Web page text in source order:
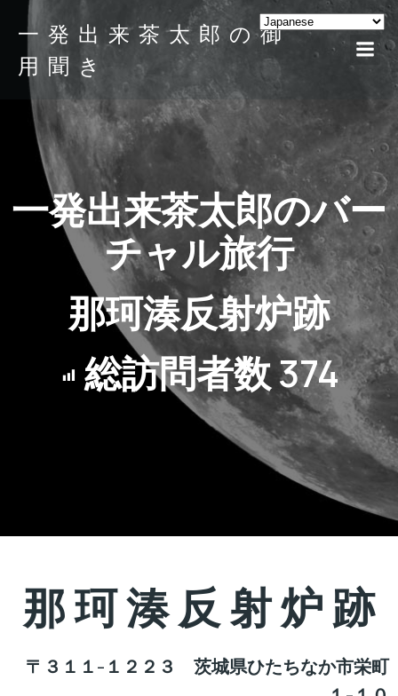
一発出来茶太郎の御
用聞き
一発出来茶太郎のバー
チャル旅行
那珂湊反射炉跡
総訪問者数374
那 珂 湊 反 射 炉 跡
〒３１１-１２２３ 茨城県ひたちなか市栄町